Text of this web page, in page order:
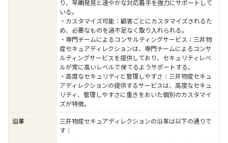
り、早期発見と速やかな対応着手を強力にサポートして
いる。
・カスタマイズ可能：顧客ごとにカスタマイズされるた
め、必要なものを過不足なく取り入れられる。
・専門チームによるコンサルティングサービス：三井物
産セキュアディレクションは、専門チームによるコンサ
ルティングサービスを提供しており、セキュリティレベ
ルが常に高いレベルで保てるようサポートする。
・高度なセキュリティと管理しやすさ：三井物産セキュ
アディレクションの提供するサービスは、高度なセキュ
リティ、管理しやすさに重きをおいた個別のカスタマイ
ズが特徴。
沿革
三井物産セキュアディレクションの沿革は以下の通りで
す：